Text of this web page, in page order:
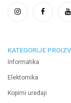
KATEGORIJE
Informatika
Elektornika
Kopirni uređaji